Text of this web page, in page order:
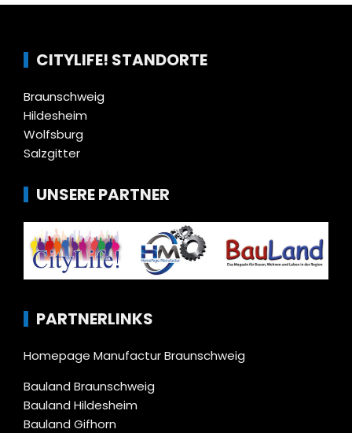
CITYLIFE! STANDORTE
Braunschweig
Hildesheim
Wolfsburg
Salzgitter
UNSERE PARTNER
PARTNERLINKS
Homepage Manufactur Braunschweig
Bauland Braunschweig
Bauland Hildesheim
Bauland Gifhorn